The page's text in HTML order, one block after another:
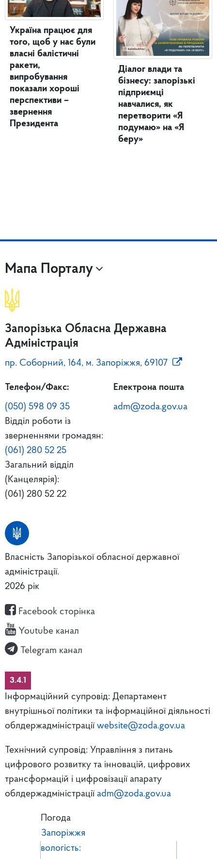
Україна працює для
того, щоб у нас були
власні балістичні
ракети,
випробування
показали хороші
перспективи –
звернення
Президента
Діалог влади та
бізнесу: запорізькі
підприємці
навчалися, як
перетворити «Я
подумаю» на «Я
беру»
Мапа Порталу
Запорізька Обласна Державна
Адміністрація
пр. Соборний, 164, м. Запоріжжя, 69107
Телефон/Факс:
(050) 598 09 35
Відділ роботи із
зверненнями громадян:
(061) 280 52 25
Загальний відділ
(Канцелярія):
(061) 280 52 22
Електрона пошта
adm@zoda.gov.ua
Власність Запорізької обласної державної
адміністрації.
2026 рік
Facebook сторінка
Youtube канал
Telegram канал
3.4.1
Інформаційний супровід: Департамент
внутрішньої політики та інформаційної діяльності
облдержадміністрації website@zoda.gov.ua
Технічний супровід: Управління з питань
цифрового розвитку та інновацій, цифрових
трансформацій і цифровізації апарату
облдержадміністрації adm@zoda.gov.ua
Погода
Запоріжжя
вологість: